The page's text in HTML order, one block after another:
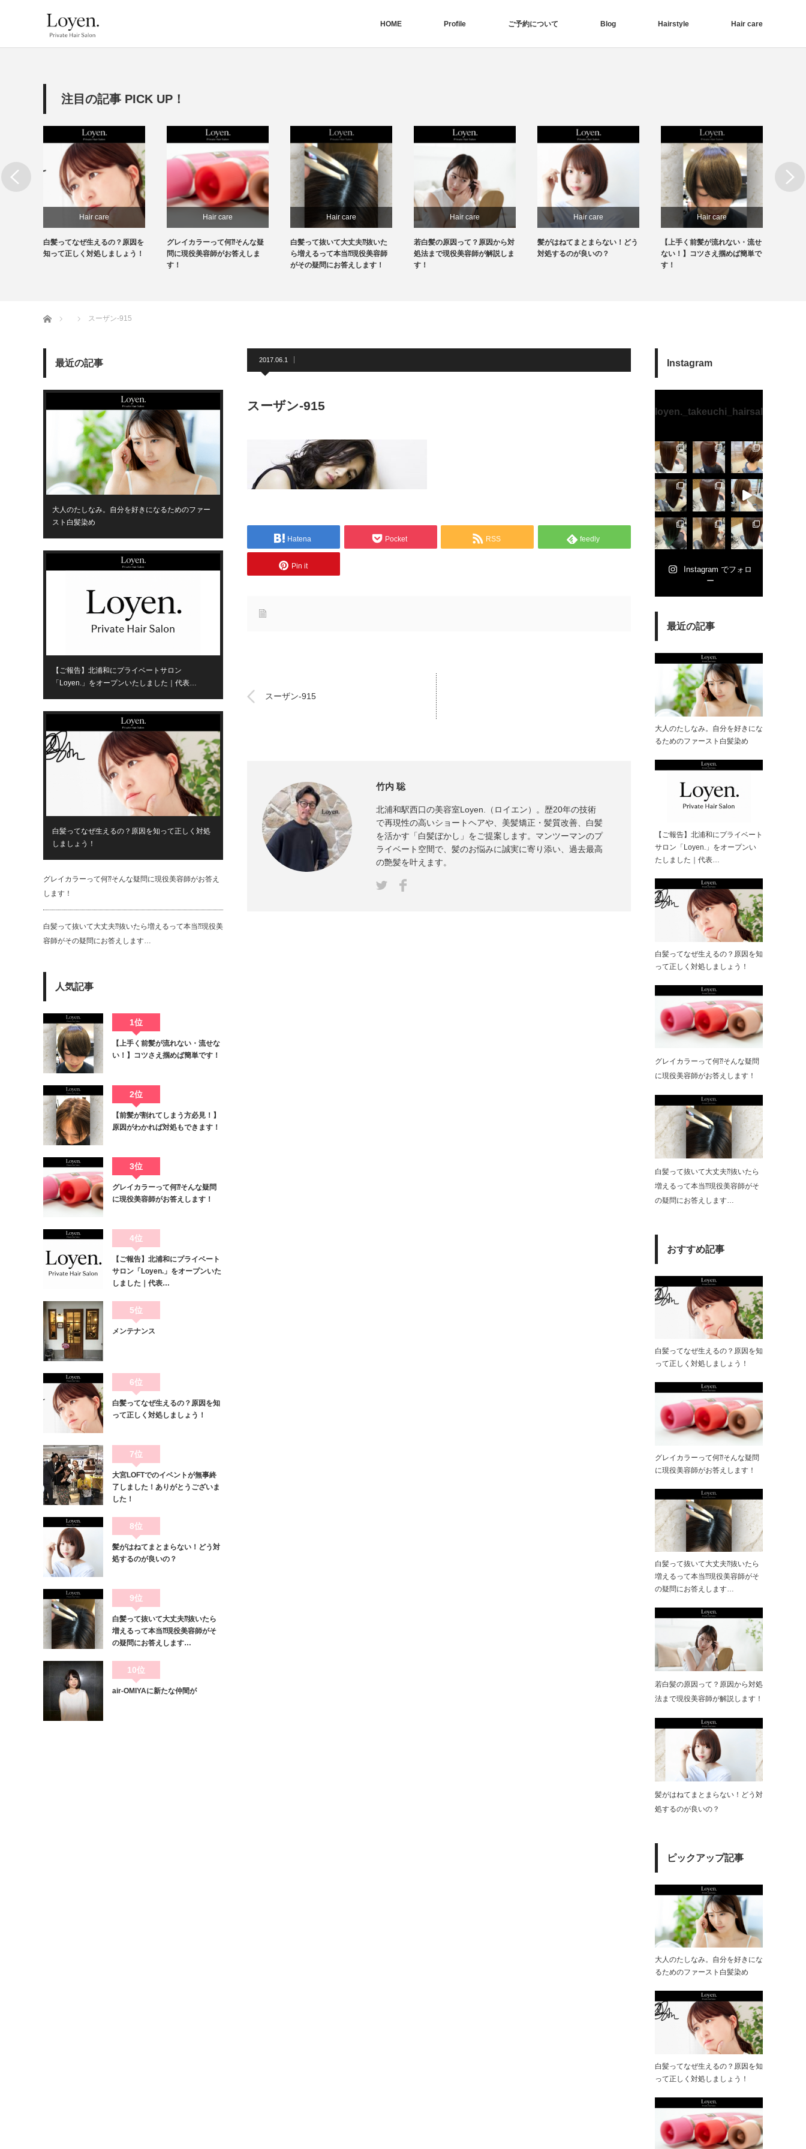
HOME Profile ご予約について Blog Hairstyle Hair care
注目の記事 PICK UP！
Hair care
白髪ってなぜ生えるの？原因を
知って正しく対処しましょう！
Hair care
グレイカラーって何⁇そんな疑
問に現役美容師がお答えしま
す！
Hair care
白髪って抜いて大丈夫⁇抜いた
ら増えるって本当⁇現役美容師
がその疑問にお答えします！
Hair care
若白髪の原因って？原因から対
処法まで現役美容師が解説しま
す！
Hair care
髪がはねてまとまらない！どう
対処するのが良いの？
Hair care
【上手く前髪が流れない・流せ
ない！】コツさえ掴めば簡単で
す！
Next
ホーム スーザン-915
2017.06.1
スーザン-915
Hatena Pocket RSS feedly
Pin it
スーザン-915
竹内 聡
北浦和駅西口の美容室Loyen.（ロイエン）。歴20年の技術
で再現性の高いショートヘアや、美髪矯正・髪質改善、白髪
を活かす「白髪ぼかし」をご提案します。マンツーマンのプ
ライベート空間で、髪のお悩みに誠実に寄り添い、過去最高
の艶髪を叶えます。
最近の記事
大人のたしなみ。自分を好きになるためのファー
スト白髪染め
【ご報告】北浦和にプライベートサロン
「Loyen.」をオープンいたしました｜代表…
白髪ってなぜ生えるの？原因を知って正しく対処
しましょう！
グレイカラーって何⁇そんな疑問に現役美容師がお答え
します！
白髪って抜いて大丈夫⁇抜いたら増えるって本当⁇現役美
容師がその疑問にお答えします…
人気記事
1位
【上手く前髪が流れない・流せな
い！】コツさえ掴めば簡単です！
2位
【前髪が割れてしまう方必見！】
原因がわかれば対処もできます！
3位
グレイカラーって何⁇そんな疑問
に現役美容師がお答えします！
4位
【ご報告】北浦和にプライベート
サロン「Loyen.」をオープンいた
しました｜代表…
5位
メンテナンス
6位
白髪ってなぜ生えるの？原因を知
って正しく対処しましょう！
7位
大宮LOFTでのイベントが無事終
了しました！ありがとうございま
した！
8位
髪がはねてまとまらない！どう対
処するのが良いの？
9位
白髪って抜いて大丈夫⁇抜いたら
増えるって本当⁇現役美容師がそ
の疑問にお答えします…
10位
air-OMIYAに新たな仲間が
Instagram
loyen._takeuchi_hairsalon
Instagram でフォロ
ー
最近の記事
大人のたしなみ。自分を好きにな
るためのファースト白髪染め
【ご報告】北浦和にプライベート
サロン「Loyen.」をオープンい
たしました｜代表…
白髪ってなぜ生えるの？原因を知
って正しく対処しましょう！
グレイカラーって何⁇そんな疑問
に現役美容師がお答えします！
白髪って抜いて大丈夫⁇抜いたら
増えるって本当⁇現役美容師がそ
の疑問にお答えします…
おすすめ記事
白髪ってなぜ生えるの？原因を知
って正しく対処しましょう！
グレイカラーって何⁇そんな疑問
に現役美容師がお答えします！
白髪って抜いて大丈夫⁇抜いたら
増えるって本当⁇現役美容師がそ
の疑問にお答えします…
若白髪の原因って？原因から対処
法まで現役美容師が解説します！
髪がはねてまとまらない！どう対
処するのが良いの？
ピックアップ記事
大人のたしなみ。自分を好きにな
るためのファースト白髪染め
白髪ってなぜ生えるの？原因を知
って正しく対処しましょう！